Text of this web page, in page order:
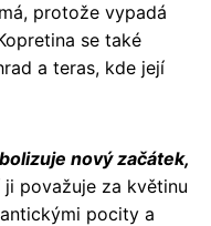
protože vypadá
se také
a teras, kde její
nový začátek,
považuje za květinu
pocity a